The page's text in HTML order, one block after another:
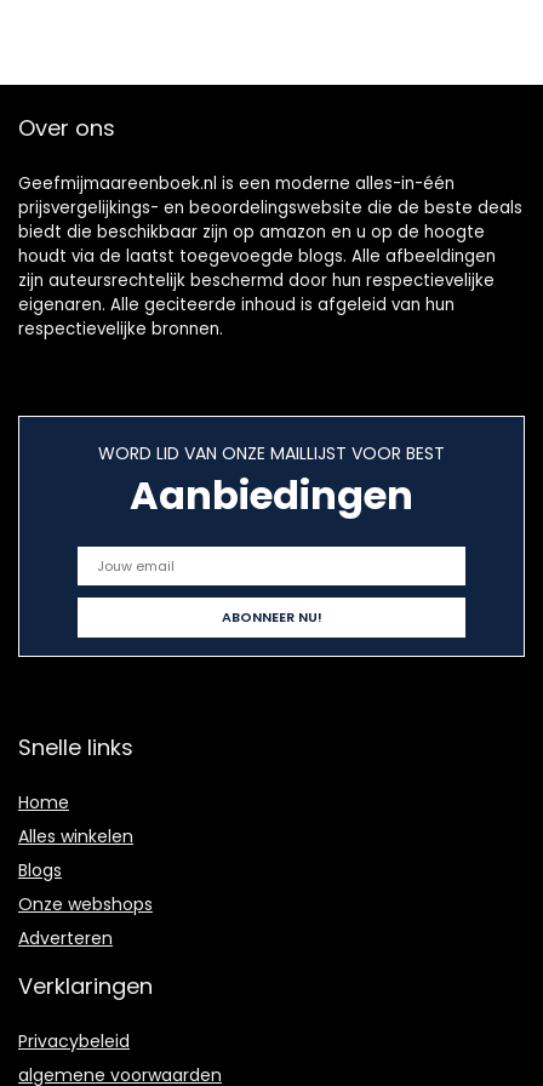
Over ons
Geefmijmaareenboek.nl is een moderne alles-in-één
prijsvergelijkings- en beoordelingswebsite die de beste deals
biedt die beschikbaar zijn op amazon en u op de hoogte
houdt via de laatst toegevoegde blogs. Alle afbeeldingen
zijn auteursrechtelijk beschermd door hun respectievelijke
eigenaren. Alle geciteerde inhoud is afgeleid van hun
respectievelijke bronnen.
WORD LID VAN ONZE MAILLIJST VOOR BEST
Aanbiedingen
Snelle links
Home
Alles winkelen
Blogs
Onze webshops
Adverteren
Verklaringen
Privacybeleid
algemene voorwaarden